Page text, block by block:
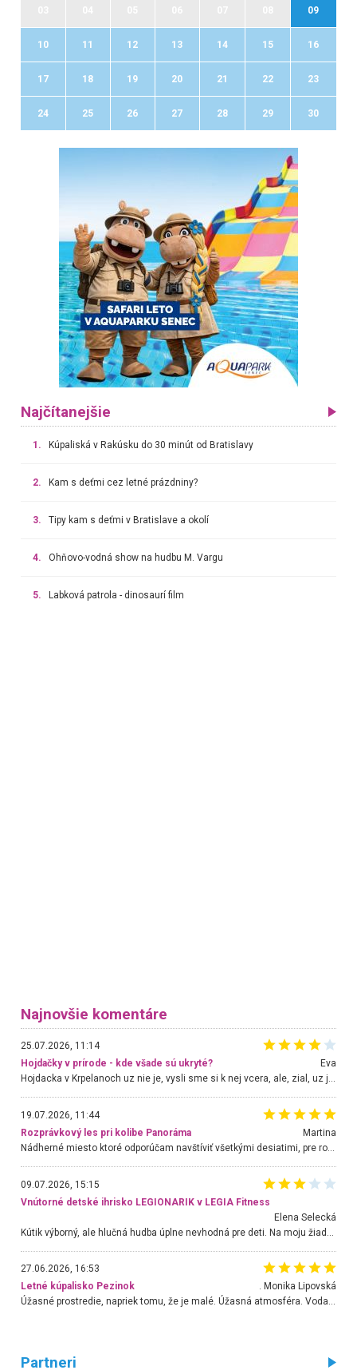
09
10 11 12 13 14 15 16
17 18 19 20 21 22 23
24 25 26 27 28 29 30
Najčítanejšie
1. Kúpaliská v Rakúsku do 30 minút od Bratislavy
2. Kam s deťmi cez letné prázdniny?
3. Tipy kam s deťmi v Bratislave a okolí
4. Ohňovo-vodná show na hudbu M. Vargu
5. Labková patrola - dinosaurí film
Najnovšie komentáre
25.07.2026, 11:14
Hojdačky v prírode - kde všade sú ukryté?
Eva
Hojdacka v Krpelanoch uz nie je, vysli sme si k nej vcera, ale, zial, uz je znicena. Ak sem planujete cestu len kvoli hojdacke, mozete si ju usetrit. Krasny vyhlad je tu vsak aj bez hojdacky :-)
19.07.2026, 11:44
Rozprávkový les pri kolibe Panoráma
Martina
Nádherné miesto ktoré odporúčam navštíviť všetkými desiatimi, pre rodiny s deťmi, dôchodcom... Proste a jednoducho ozaj rozprávkový les.. určite ešte prídeme. Odniesli sme si na pamiatku krásne tričká,
09.07.2026, 15:15
Vnútorné detské ihrisko LEGIONARIK v LEGIA Fitness
Elena Selecká
27.06.2026, 16:53
Letné kúpalisko Pezinok
. Monika Lipovská
Úžasné prostredie, napriek tomu, že je malé. Úžasná atmosféra. Voda fantastická a nádherná. Ľudí je pomerne veľa, ale su mili a ohľaduplní. Je veľmi zaujímavé sledovať, ako dokážu spolu športovať cudzí ľudia a bez ohľadu na vek. Vládne tu pohoda. Vnuka neviem dostať z vody. Ďakujem za krásny deň . Urcite sa sem vrátim. Jediný problém je s parkovaním, ale aj ten sa mi podarilo vyriešiť. Monika Bratislava
Partneri